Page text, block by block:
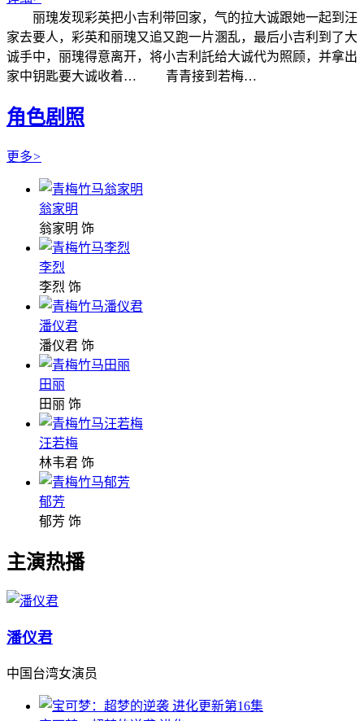
丽瑰发现彩英把小吉利带回家，气的拉大诚跟她一起到汪
家去要人，彩英和丽瑰又追又跑一片溷乱，最后小吉利到了大
诚手中，丽瑰得意离开，将小吉利託给大诚代为照顾，并拿出
家中钥匙要大诚收着… 青青接到若梅…
角色剧照
更多>
翁家明
翁家明 饰
李烈
李烈 饰
潘仪君
潘仪君 饰
田丽
田丽 饰
汪若梅
林韦君 饰
郁芳
郁芳 饰
主演热播
潘仪君
中国台湾女演员
更新第16集